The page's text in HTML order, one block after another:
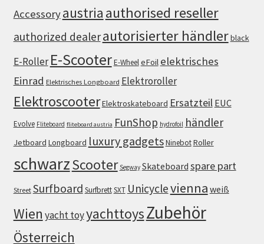
Accessoryaustria authorised reseller
authorized dealerautorisierter händlerblack
E-Roller E-ScooterE-WheeleFoil elektrisches
Einrad Elektrisches Longboard Elektroroller
ElektroscooterElektroskateboard Ersatzteil EUC
Evolve Fliteboard fliteboard austria FunShop hydrofoil händler
Jetboard Longboard luxury gadgetsNinebotRoller
schwarzScooter Segway Skateboard spare part
Street Surfboard SurfbrettSXT Unicyclevienna weiß
Wien yacht toyyachttoysZubehör
Österreich